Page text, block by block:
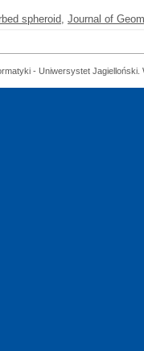
spheroid, Journal of
- Uniwersystet